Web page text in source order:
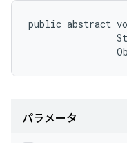
public abstract
パラメータ